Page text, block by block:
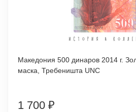
Македония 500 динаров 2014 г.
маска, Требеништа UNC
1 700 ₽